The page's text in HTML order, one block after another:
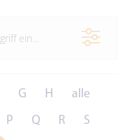
alle
G
H
P Q R
S